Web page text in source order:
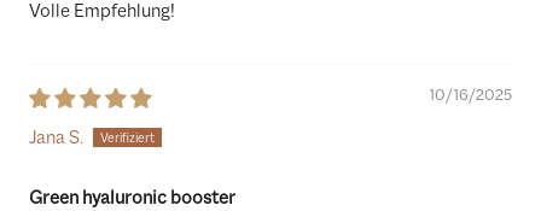
Volle Empfehlung!
10/16/2025
Jana S.
Green hyaluronic booster